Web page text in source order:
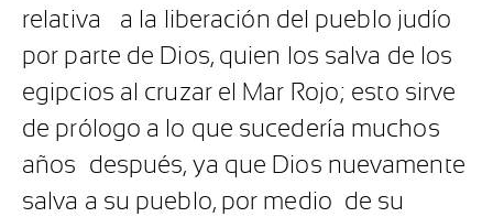
relativa a la liberación del pueblo judío
por parte de Dios, quien los salva de los
egipcios al cruzar el Mar Rojo; esto sirve
de prólogo a lo que sucedería muchos
años después, ya que Dios nuevamente
salva a su pueblo, por medio de su